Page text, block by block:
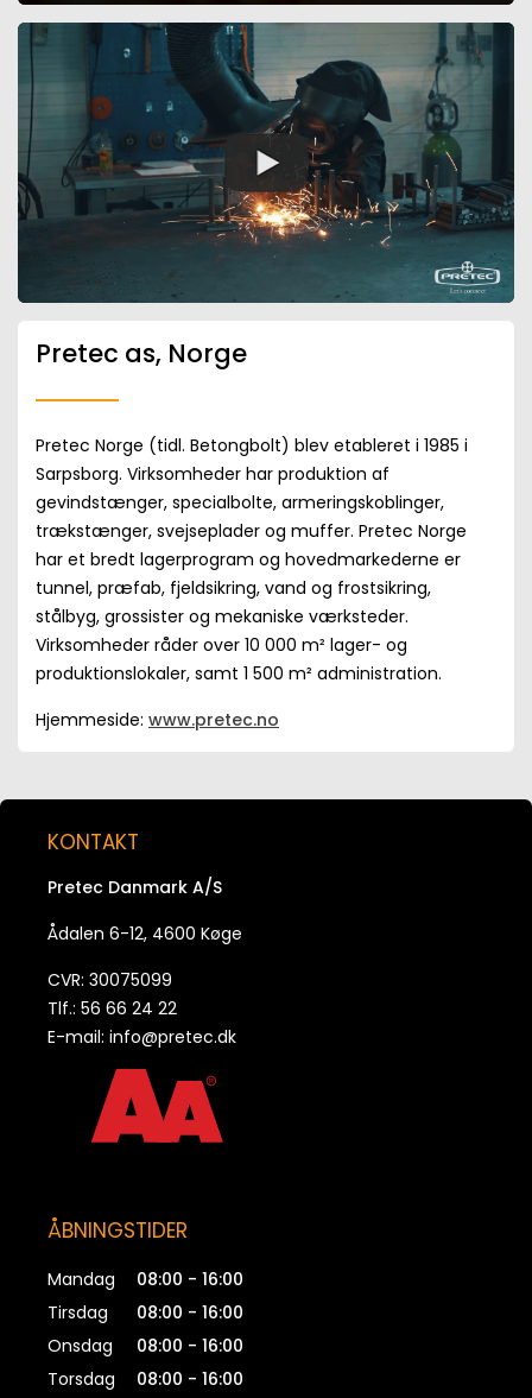
Pretec as, Norge
Pretec Norge (tidl. Betongbolt) blev etableret i 1985 i
Sarpsborg. Virksomheder har produktion af
gevindstænger, specialbolte, armeringskoblinger,
trækstænger, svejseplader og muffer. Pretec Norge
har et bredt lagerprogram og hovedmarkederne er
tunnel, præfab, fjeldsikring, vand og frostsikring,
stålbyg, grossister og mekaniske værksteder.
Virksomheder råder over 10 000 m² lager- og
produktionslokaler, samt 1 500 m² administration.
Hjemmeside: www.pretec.no
KONTAKT
Pretec Danmark A/S
Ådalen 6-12, 4600 Køge
CVR: 30075099
Tlf.: 56 66 24 22
E-mail: info@pretec.dk
ÅBNINGSTIDER
Mandag
08:00 - 16:00
Tirsdag
08:00 - 16:00
Onsdag
08:00 - 16:00
Torsdag
08:00 - 16:00